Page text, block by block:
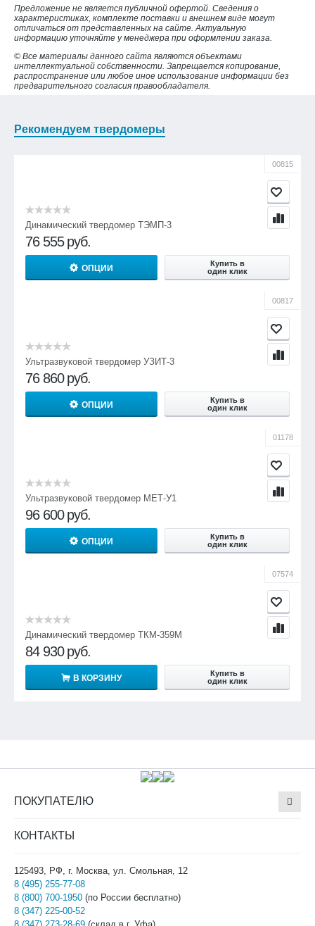
Предложение не является публичной офертой. Сведения о
характеристиках, комплекте поставки и внешнем виде могут
отличаться от представленных на сайте. Актуальную
информацию уточняйте у менеджера при оформлении заказа.
© Все материалы данного сайта являются объектами
интеллектуальной собственности. Запрещается копирование,
распространение или любое иное использование информации без
предварительного согласия правообладателя.
Рекомендуем твердомеры
00815
Динамический твердомер ТЭМП-3
76 555 руб.
ОПЦИИ
Купить в
один клик
00817
Ультразвуковой твердомер УЗИТ-3
76 860 руб.
ОПЦИИ
Купить в
один клик
01178
Ультразвуковой твердомер МЕТ-У1
96 600 руб.
ОПЦИИ
Купить в
один клик
07574
Динамический твердомер ТКМ-359М
84 930 руб.
В КОРЗИНУ
Купить в
один клик
ПОКУПАТЕЛЮ
КОНТАКТЫ
125493, РФ, г. Москва, ул. Смольная, 12
8 (495) 255-77-08
8 (800) 700-1950 (по России бесплатно)
8 (347) 225-00-52